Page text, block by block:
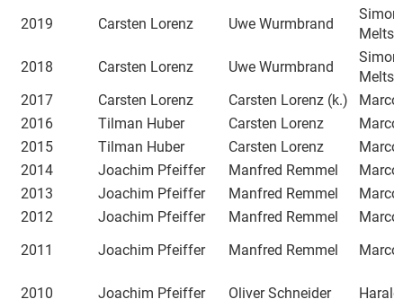
2019
Carsten Lorenz Uwe Wurmbrand
2018
Carsten Lorenz Uwe Wurmbrand
2017
Carsten Lorenz Carsten Lorenz (k.)
Marco
2016
Tilman Huber Carsten Lorenz
Marco
2015
Tilman Huber Carsten Lorenz
Marco
2014
Joachim Pfeiffer Manfred Remmel
Marco
2013
Joachim Pfeiffer Manfred Remmel
Marco
2012
Joachim Pfeiffer Manfred Remmel
Marco
2011
Joachim Pfeiffer Manfred Remmel Marco
2010 Joachim Pfeiffer Oliver Schneider